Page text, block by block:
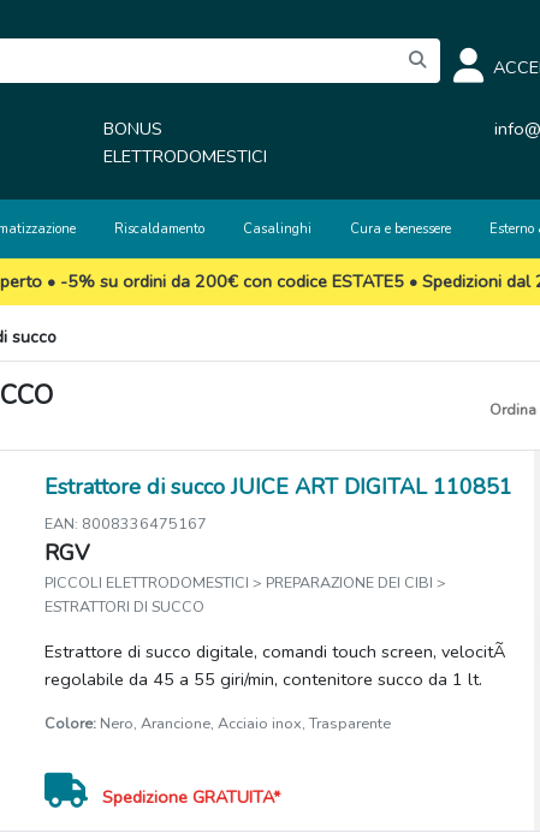
BONUS
ELETTRODOMESTICI
Riscaldamento Casalinghi Cura e benessere
• -5% su ordini da 200€ con codice ESTATE5 • Spedizioni dal
succo
Estrattore di succo JUICE ART DIGITAL 110851
EAN: 8008336475167
RGV
PICCOLI ELETTRODOMESTICI > PREPARAZIONE DEI CIBI >
ESTRATTORI DI SUCCO
Estrattore di succo digitale, comandi touch screen, velocitÃ
regolabile da 45 a 55 giri/min, contenitore succo da 1 lt.
Colore: Nero, Arancione, Acciaio inox, Trasparente
Spedizione GRATUITA*